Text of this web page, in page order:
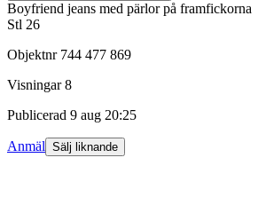
Boyfriend jeans med pärlor på framfickorna
Stl 26
Objektnr 744 477 869
Visningar 8
Publicerad 9 aug 20:25
Anmäl Sälj liknande